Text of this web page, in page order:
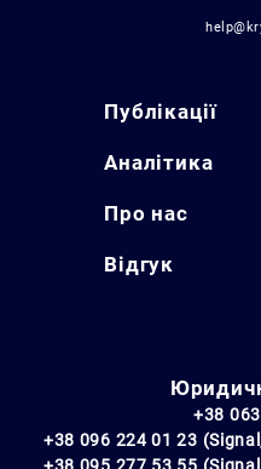
Публікації
Аналітика
Про нас
Відгук
+38
+38 096 224 01 23